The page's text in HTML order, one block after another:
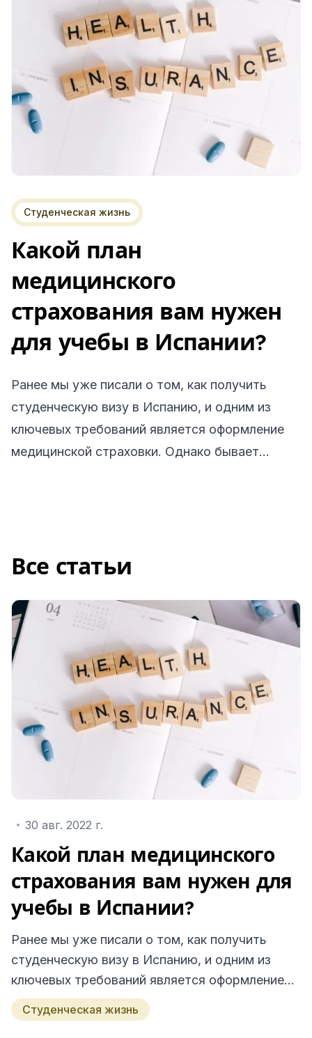
Студенческая жизнь
Какой план
медицинского
страхования вам нужен
для учебы в Испании?
Ранее мы уже писали о том, как получить
студенческую визу в Испанию, и одним из
ключевых требований является оформление
медицинской страховки. Однако бывает
Все статьи
30 авг. 2022 г.
Какой план медицинского
страхования вам нужен для
учебы в Испании?
Ранее мы уже писали о том, как получить
студенческую визу в Испанию, и одним из
ключевых требований является оформление
медицинской страховки. Однако бывает
сложно понять, какой именно вид
Студенческая жизнь